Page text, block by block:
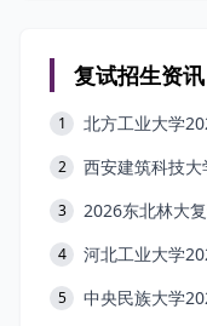
复试招生资讯
1 北方工业大学
2 西安建筑科技
3 2026东北林大
4 河北工业大学
5 中央民族大学